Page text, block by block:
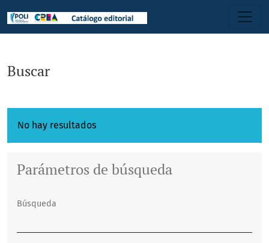
Buscar
Buscar
No hay resultados
Parámetros de búsqueda
Búsqueda